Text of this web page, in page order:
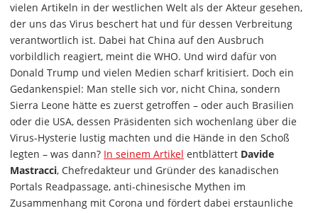
vielen Artikeln in der westlichen Welt als der Akteur gesehen,
der uns das Virus beschert hat und für dessen Verbreitung
verantwortlich ist. Dabei hat China auf den Ausbruch
vorbildlich reagiert, meint die WHO. Und wird dafür von
Donald Trump und vielen Medien scharf kritisiert. Doch ein
Gedankenspiel: Man stelle sich vor, nicht China, sondern
Sierra Leone hätte es zuerst getroffen – oder auch Brasilien
oder die USA, dessen Präsidenten sich wochenlang über die
Virus-Hysterie lustig machten und die Hände in den Schoß
legten – was dann? In seinem Artikel entblättert Davide
Mastracci, Chefredakteur und Gründer des kanadischen
Portals Readpassage, anti-chinesische Mythen im
Zusammenhang mit Corona und fördert dabei erstaunliche